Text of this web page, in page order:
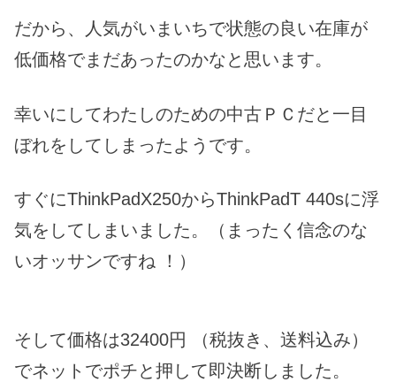
だから、人気がいまいちで状態の良い在庫が
低価格でまだあったのかなと思います。
幸いにしてわたしのための中古ＰＣだと一目
ぼれをしてしまったようです。
すぐにThinkPadX250からThinkPadT 440sに浮
気をしてしまいました。（まったく信念のな
いオッサンですね ！）
そして価格は32400円 （税抜き、送料込み）
でネットでポチと押して即決断しました。